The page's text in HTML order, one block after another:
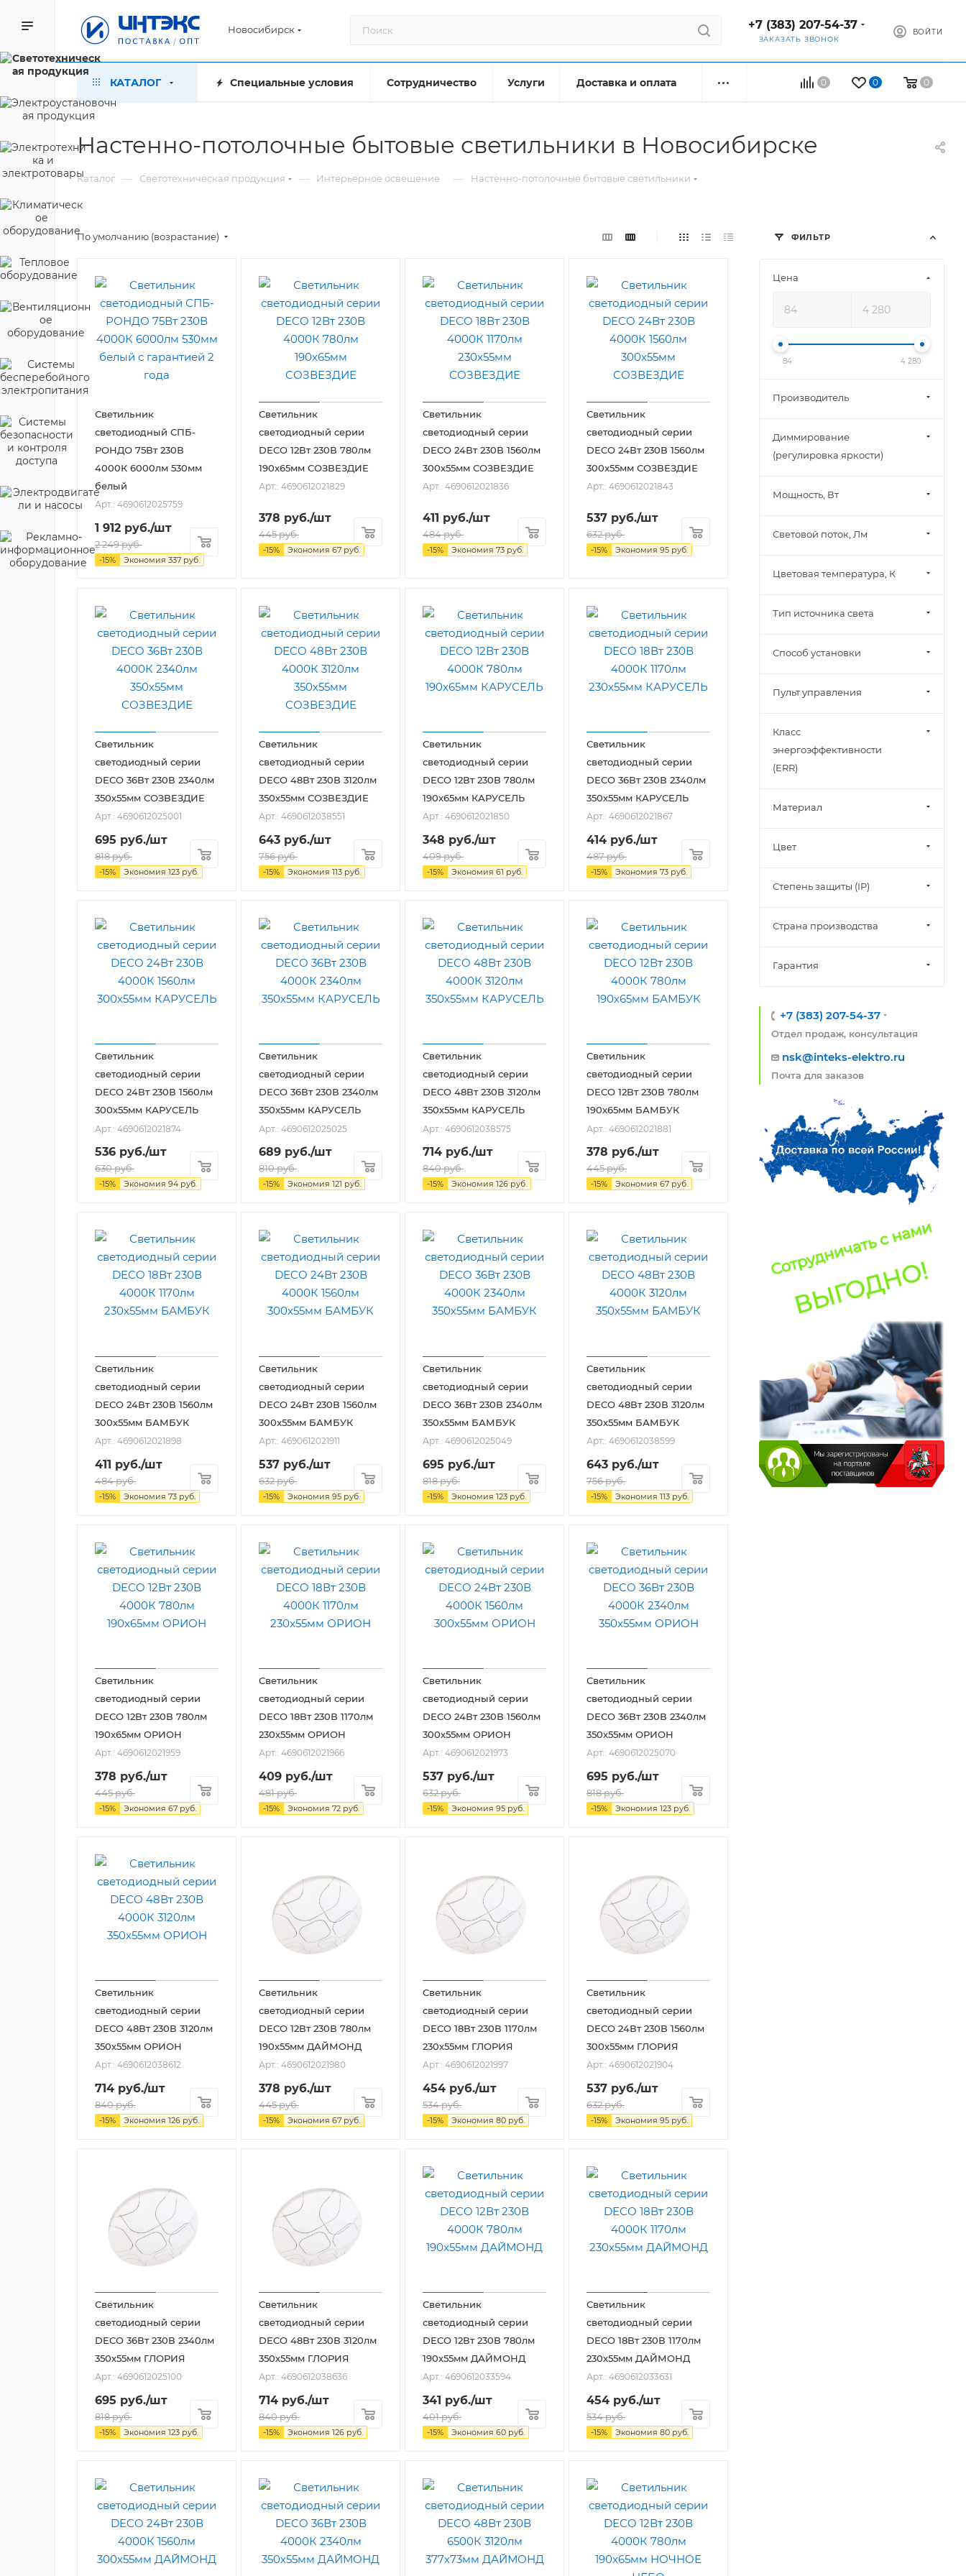
Новосибирск +7 (383) 207-54-37
ЗАКАЗАТЬ ЗВОНОК
ВОЙТИ
0 0 0
КАТАЛОГ Специальные условия Сотрудничество Услуги Доставка и оплата
Настенно-потолочные бытовые светильники в Новосибирске
Каталог — Светотехническая продукция — Интерьерное освещение — Настенно-потолочные бытовые светильники
По умолчанию (возрастание)
Светильник
светодиодный СПБ-
РОНДО 75Вт 230В
4000К 6000лм 530мм
белый
Арт.: 4690612025759
1 912 руб./шт
2 249руб.
-15% Экономия 337 руб.
Светильник
светодиодный серии
DECO 12Вт 230В 780лм
190х65мм СОЗВЕЗДИЕ
Арт.: 4690612021829
378 руб./шт
445руб.
-15% Экономия 67 руб.
Светильник
светодиодный серии
DECO 24Вт 230В 1560лм
300х55мм СОЗВЕЗДИЕ
Арт.: 4690612021836
411 руб./шт
484руб.
-15% Экономия 73 руб.
Светильник
светодиодный серии
DECO 24Вт 230В 1560лм
300х55мм СОЗВЕЗДИЕ
Арт.: 4690612021843
537 руб./шт
632руб.
-15% Экономия 95 руб.
Светильник
светодиодный серии
DECO 36Вт 230В 2340лм
350х55мм СОЗВЕЗДИЕ
Арт.: 4690612025001
695 руб./шт
818руб.
-15% Экономия 123 руб.
Светильник
светодиодный серии
DECO 48Вт 230В 3120лм
350х55мм СОЗВЕЗДИЕ
Арт.: 4690612038551
643 руб./шт
756руб.
-15% Экономия 113 руб.
Светильник
светодиодный серии
DECO 12Вт 230В 780лм
190х65мм КАРУСЕЛЬ
Арт.: 4690612021850
348 руб./шт
409руб.
-15% Экономия 61 руб.
Светильник
светодиодный серии
DECO 36Вт 230В 2340лм
350х55мм КАРУСЕЛЬ
Арт.: 4690612021867
414 руб./шт
487руб.
-15% Экономия 73 руб.
Светильник
светодиодный серии
DECO 24Вт 230В 1560лм
300х55мм КАРУСЕЛЬ
Арт.: 4690612021874
536 руб./шт
630руб.
-15% Экономия 94 руб.
Светильник
светодиодный серии
DECO 36Вт 230В 2340лм
350х55мм КАРУСЕЛЬ
Арт.: 4690612025025
689 руб./шт
810руб.
-15% Экономия 121 руб.
Светильник
светодиодный серии
DECO 48Вт 230В 3120лм
350х55мм КАРУСЕЛЬ
Арт.: 4690612038575
714 руб./шт
840руб.
-15% Экономия 126 руб.
Светильник
светодиодный серии
DECO 12Вт 230В 780лм
190х65мм БАМБУК
Арт.: 4690612021881
378 руб./шт
445руб.
-15% Экономия 67 руб.
Светильник
светодиодный серии
DECO 24Вт 230В 1560лм
300х55мм БАМБУК
Арт.: 4690612021898
411 руб./шт
484руб.
-15% Экономия 73 руб.
Светильник
светодиодный серии
DECO 24Вт 230В 1560лм
300х55мм БАМБУК
Арт.: 4690612021911
537 руб./шт
632руб.
-15% Экономия 95 руб.
Светильник
светодиодный серии
DECO 36Вт 230В 2340лм
350х55мм БАМБУК
Арт.: 4690612025049
695 руб./шт
818руб.
-15% Экономия 123 руб.
Светильник
светодиодный серии
DECO 48Вт 230В 3120лм
350х55мм БАМБУК
Арт.: 4690612038599
643 руб./шт
756руб.
-15% Экономия 113 руб.
Светильник
светодиодный серии
DECO 12Вт 230В 780лм
190х65мм ОРИОН
Арт.: 4690612021959
378 руб./шт
445руб.
-15% Экономия 67 руб.
Светильник
светодиодный серии
DECO 18Вт 230В 1170лм
230х55мм ОРИОН
Арт.: 4690612021966
409 руб./шт
481руб.
-15% Экономия 72 руб.
Светильник
светодиодный серии
DECO 24Вт 230В 1560лм
300х55мм ОРИОН
Арт.: 4690612021973
537 руб./шт
632руб.
-15% Экономия 95 руб.
Светильник
светодиодный серии
DECO 36Вт 230В 2340лм
350х55мм ОРИОН
Арт.: 4690612025070
695 руб./шт
818руб.
-15% Экономия 123 руб.
Светильник
светодиодный серии
DECO 48Вт 230В 3120лм
350х55мм ОРИОН
Арт.: 4690612038612
714 руб./шт
840руб.
-15% Экономия 126 руб.
Светильник
светодиодный серии
DECO 12Вт 230В 780лм
190х55мм ДАЙМОНД
Арт.: 4690612021980
378 руб./шт
445руб.
-15% Экономия 67 руб.
Светильник
светодиодный серии
DECO 18Вт 230В 1170лм
230х55мм ГЛОРИЯ
Арт.: 4690612021997
454 руб./шт
534руб.
-15% Экономия 80 руб.
Светильник
светодиодный серии
DECO 24Вт 230В 1560лм
300х55мм ГЛОРИЯ
Арт.: 4690612021904
537 руб./шт
632руб.
-15% Экономия 95 руб.
Светильник
светодиодный серии
DECO 36Вт 230В 2340лм
350х55мм ГЛОРИЯ
Арт.: 4690612025100
695 руб./шт
818руб.
-15% Экономия 123 руб.
Светильник
светодиодный серии
DECO 48Вт 230В 3120лм
350х55мм ГЛОРИЯ
Арт.: 4690612038636
714 руб./шт
840руб.
-15% Экономия 126 руб.
Светильник
светодиодный серии
DECO 12Вт 230В 780лм
190х55мм ДАЙМОНД
Арт.: 4690612033594
341 руб./шт
401руб.
-15% Экономия 60 руб.
Светильник
светодиодный серии
DECO 18Вт 230В 1170лм
230х55мм ДАЙМОНД
Арт.: 4690612033631
454 руб./шт
534руб.
-15% Экономия 80 руб.
ФИЛЬТР
Цена
84 4 280
Производитель
Диммирование
(регулировка яркости)
Мощность, Вт
Световой поток, Лм
Цветовая температура, К
Тип источника света
Способ установки
Пульт управления
Класс
энергоэффективности
(ERR)
Материал
Цвет
Степень защиты (IP)
Страна производства
Гарантия
+7 (383) 207-54-37
Отдел продаж, консультация
nsk@inteks-elektro.ru
Почта для заказов